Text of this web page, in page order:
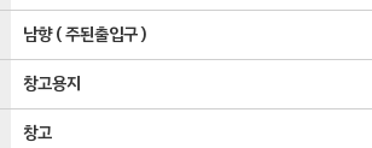
남향 ( 주된출입구 )
창고용지
창고